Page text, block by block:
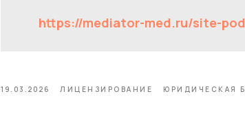
https://mediator-med.ru/site-
19.03.2026 ЛИЦЕНЗИРОВАНИЕ ЮРИДИЧЕСКАЯ